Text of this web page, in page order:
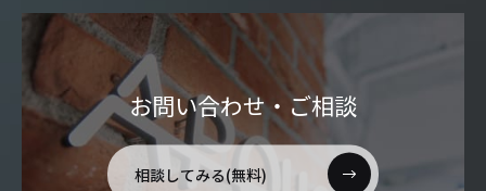
お問い合わせ・ご相談
相談してみる(無料)